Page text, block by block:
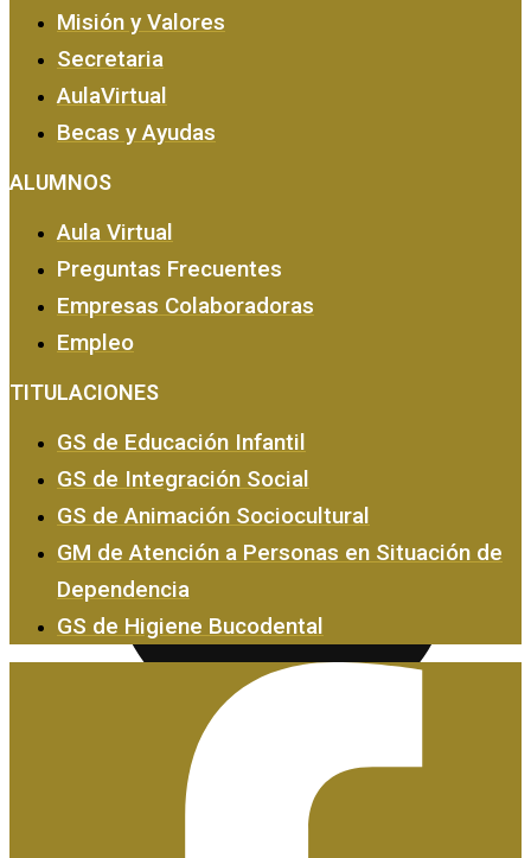
Certificados de Profesionalidad
Misión y Valores
Secretaria
AulaVirtual
Becas y Ayudas
ALUMNOS
Aula Virtual
Preguntas Frecuentes
Empresas Colaboradoras
Empleo
TITULACIONES
GS de Educación Infantil
GS de Integración Social
GS de Animación Sociocultural
GM de Atención a Personas en Situación de
Dependencia
GS de Higiene Bucodental